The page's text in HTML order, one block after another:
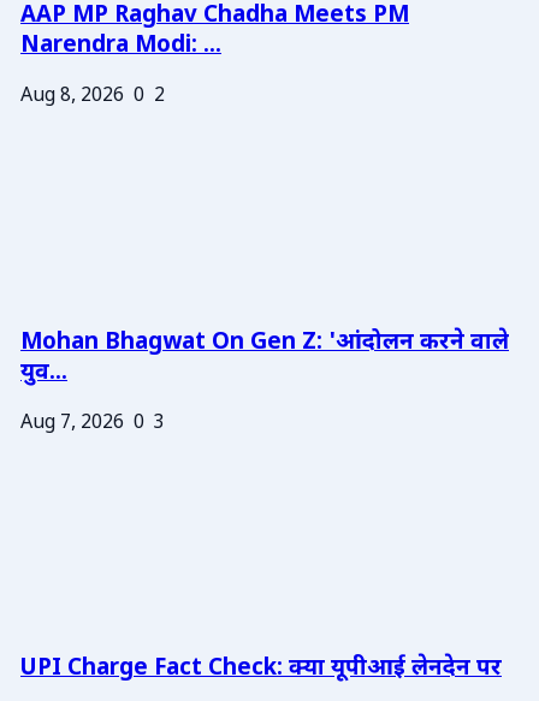
AAP MP Raghav Chadha Meets PM
Narendra Modi: ...
Aug 8, 2026 0 2
Mohan Bhagwat On Gen Z: 'आंदोलन करने वाले
युव...
Aug 7, 2026 0 3
UPI Charge Fact Check: क्या यूपीआई लेनदेन पर